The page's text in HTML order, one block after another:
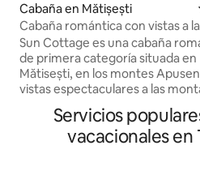
Cabaña en Mătișești
Cabaña romántica con vistas a
montañas
Sun Cottage es una cabaña
de primera categoría situada en
Mătisești, en los montes
vistas espectaculares a las
directamente desde la cama. Las
ventanas por todas partes y las
claraboyas crean una
Servicios
vacacionales en